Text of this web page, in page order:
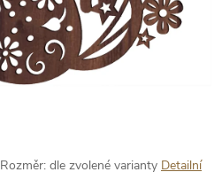
Rozměr: dle zvolené varianty Detailní